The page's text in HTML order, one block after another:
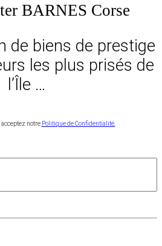
BARNES Corse
de biens de prestige
les plus prisés de
l’Île …
acceptez notre Politique de Confidentialité.